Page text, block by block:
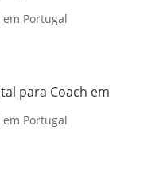
Portugal
para Coach em
Portugal